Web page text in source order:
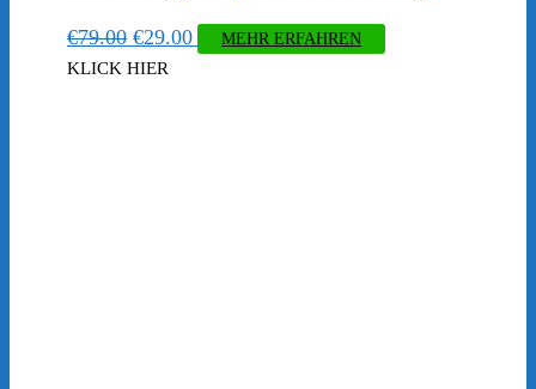
€79.00 Ursprünglicher
Preis
€29.00Aktueller
MEHR ERFAHREN
KLICK HIER